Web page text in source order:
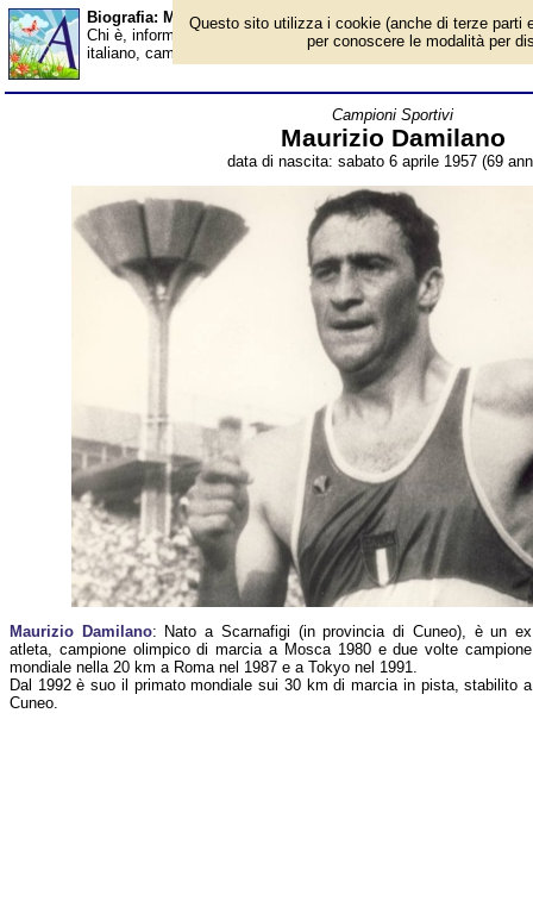
Biografia: Maurizio Damilano - età - Almanacco
Chi è, informazioni, foto, qual è la data di nascita, età, dove è
italiano, campione olimpico e mondiale di marcia. Breve
Campioni Sportivi
Maurizio Damilano
data di nascita: sabato 6 aprile 1957 (69
Maurizio Damilano: Nato a Scarnafigi (in provincia di Cuneo), è un ex
atleta, campione olimpico di marcia a Mosca 1980 e due volte campione
mondiale nella 20 km a Roma nel 1987 e a Tokyo nel 1991.
Dal 1992 è suo il primato mondiale sui 30 km di marcia in pista, stabilito a
Cuneo.
Questo sito utilizza i cookie (anche di terze parti
per conoscere le modalità per